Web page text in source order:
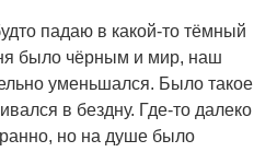
падаю в какой-то тёмный
было чёрным и мир, наш
уменьшался. Было такое
в бездну. Где-то далеко
но на душе было